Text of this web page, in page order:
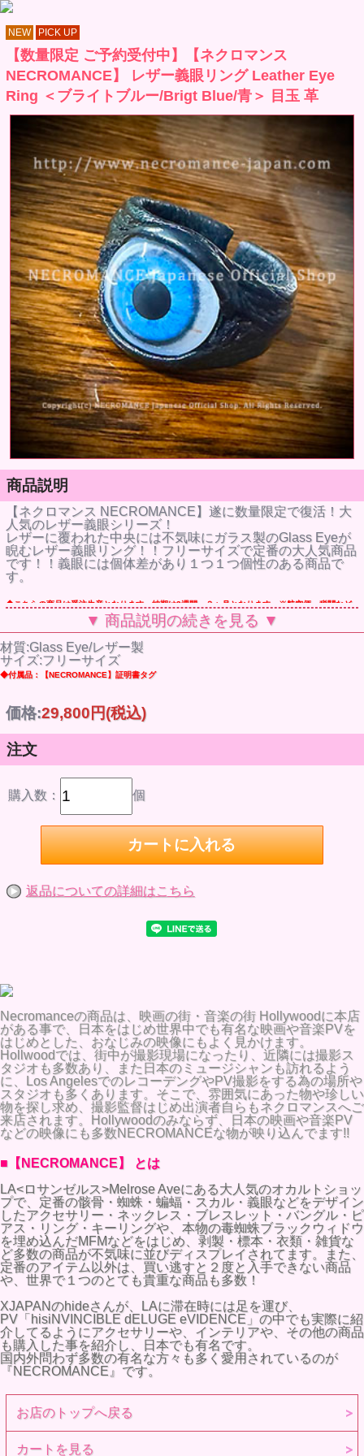
NEW PICK UP
【数量限定 ご予約受付中】【ネクロマンス
NECROMANCE】 レザー義眼リング Leather Eye
Ring ＜ブライトブルー/Brigt Blue/青＞ 目玉 革
商品説明
【ネクロマンス NECROMANCE】遂に数量限定で復活！大
人気のレザー義眼シリーズ！
レザーに覆われた中央には不気味にガラス製のGlass Eyeが
睨むレザー義眼リング！！フリーサイズで定番の大人気商品
です！！義眼には個体差があり１つ１つ個性のある商品で
す。
◆こちらの商品は受注生産となります。納期は3週間～３ヶ月となります。※航空便・税関など
の状況により、記載より余分にお時間を頂く場合もございます。
▼ 商品説明の続きを見る ▼
材質:Glass Eye/レザー製
サイズ:フリーサイズ
◆付属品：【NECROMANCE】証明書タグ
価格:29,800円(税込)
注文
購入数： 個
返品についての詳細はこちら
Necromanceの商品は、映画の街・音楽の街 Hollywoodに本店
がある事で、日本をはじめ世界中でも有名な映画や音楽PVを
はじめとした、おなじみの映像にもよく見かけます。
Hollwoodでは、街中が撮影現場になったり、近隣には撮影ス
タジオも多数あり、また日本のミュージシャンも訪れるよう
に、Los AngelesでのレコーデングやPV撮影をする為の場所や
スタジオも多くあります。そこで、雰囲気にあった物や珍しい
物を探し求め、撮影監督はじめ出演者自らもネクロマンスへご
来店されます。Hollywoodのみならず、日本の映画や音楽PV
などの映像にも多数NECROMANCEな物が映り込んでます!!
■【NECROMANCE】 とは
LA<ロサンゼルス>Melrose Aveにある大人気のオカルトショッ
プで、定番の骸骨・蜘蛛・蝙蝠・スカル・義眼などをデザイン
したアクセサリー・ネックレス・ブレスレット・バングル・ピ
アス・リング・キーリングや、本物の毒蜘蛛ブラックウィドウ
を埋め込んだMFMなどをはじめ、剥製・標本・衣類・雑貨な
ど多数の商品が不気味に並びディスプレイされてます。また、
定番のアイテム以外は、買い逃すと２度と入手できない商品
や、世界で１つのとても貴重な商品も多数！
XJAPANのhideさんが、LAに滞在時には足を運び、
PV「hisiNVINCIBLE dELUGE eVIDENCE」の中でも実際に紹
介してるようにアクセサリーや、インテリアや、その他の商品
も購入した事を紹介し、日本でも有名です。
国内外問わず多数の有名な方々も多く愛用されているのが
『NECROMANCE』です。
お店のトップへ戻る
カートを見る